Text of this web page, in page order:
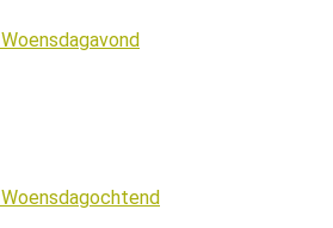
Woensdagavond
Woensdagochtend